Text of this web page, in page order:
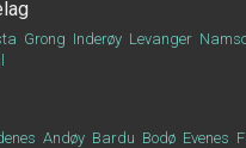
Grong Inderøy Levanger
Andøy Bardu Bodø Evenes